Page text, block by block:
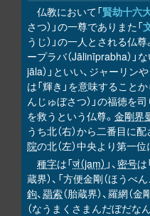
仏教において「賢劫十六
さつ）」の一尊でありまた「
うじ）」の一人とされる仏
ープラバ（Jālinīprabha）」
jāla）」といい、ジャーリン
は「輝き」を意味すること
んじゅぼさつ）」の福徳を
を救うという仏尊。 金剛界
うち北（右）から二番目に
院の北（左）中央より第一位
種字は「जं（jaṃ） 」、 密号は
蔵界）、「方便金剛（ほうべん
鉤、羂索（胎蔵界）、羅網（金
（なうまくさまんだぼだなん